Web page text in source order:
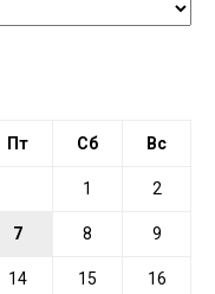
Пт Сб Вс
1 2
7 8 9
14 15 16